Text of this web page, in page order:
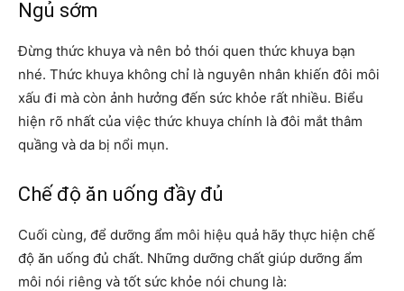
Ngủ sớm
Đừng thức khuya và nên bỏ thói quen thức khuya bạn
nhé. Thức khuya không chỉ là nguyên nhân khiến đôi môi
xấu đi mà còn ảnh hưởng đến sức khỏe rất nhiều. Biểu
hiện rõ nhất của việc thức khuya chính là đôi mắt thâm
quầng và da bị nổi mụn.
Chế độ ăn uống đầy đủ
Cuối cùng, để dưỡng ẩm môi hiệu quả hãy thực hiện chế
độ ăn uống đủ chất. Những dưỡng chất giúp dưỡng ẩm
môi nói riêng và tốt sức khỏe nói chung là: